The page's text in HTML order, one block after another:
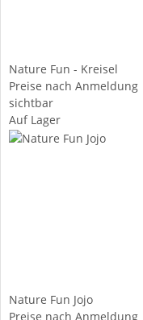
Nature Fun - Kreisel
Preise nach Anmeldung
sichtbar
Auf Lager
Nature Fun Jojo
Preise nach Anmeldung